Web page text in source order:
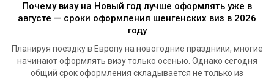
Почему визу на Новый год лучше оформлять уже в
августе — сроки оформления шенгенских виз в 2026
году
Планируя поездку в Европу на новогодние праздники, многие
начинают оформлять визу только осенью. Однако сегодня
общий срок оформления складывается не только из